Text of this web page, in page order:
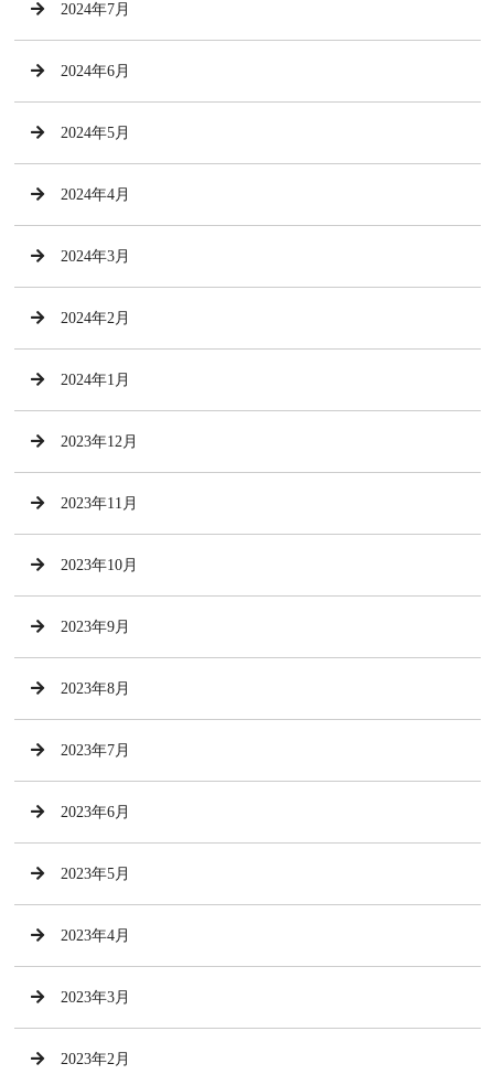
2024年7月
2024年6月
2024年5月
2024年4月
2024年3月
2024年2月
2024年1月
2023年12月
2023年11月
2023年10月
2023年9月
2023年8月
2023年7月
2023年6月
2023年5月
2023年4月
2023年3月
2023年2月